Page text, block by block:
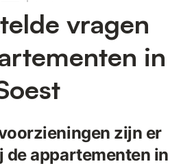
vragen
in
zijn er
de appartementen in